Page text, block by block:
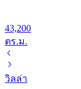
43,200
ตร.ม.
วิลล่า